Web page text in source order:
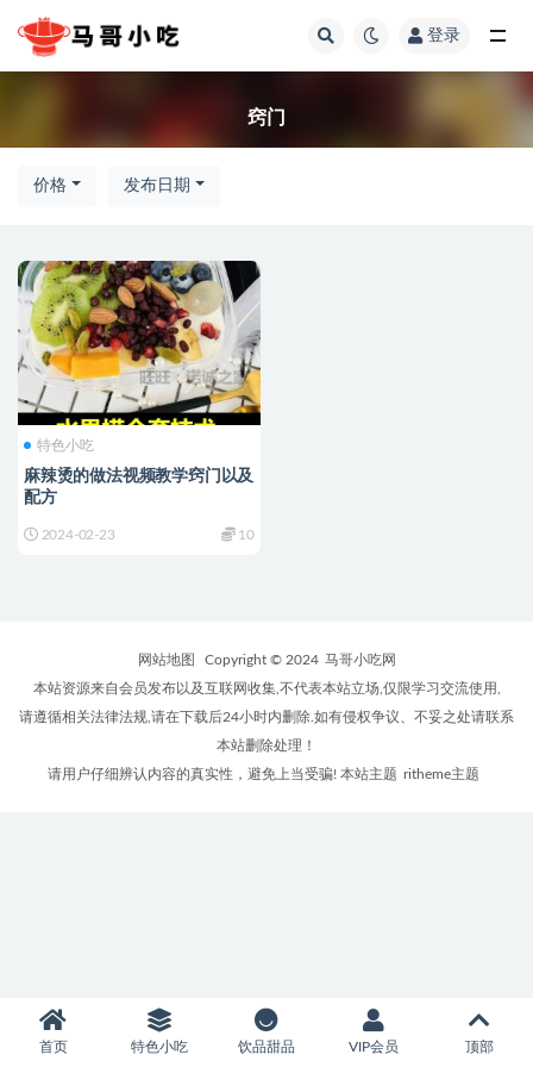
登录
窍门
价格 发布日期
特色小吃
麻辣烫的做法视频教学窍门以及
配方
2024-02-23 10
网站地图 Copyright © 2024 马哥小吃网
本站资源来自会员发布以及互联网收集,不代表本站立场,仅限学习交流使用,
请遵循相关法律法规,请在下载后24小时内删除.如有侵权争议、不妥之处请联系
本站删除处理！
请用户仔细辨认内容的真实性，避免上当受骗! 本站主题 ritheme主题
首页 特色小吃 饮品甜品 VIP会员 顶部